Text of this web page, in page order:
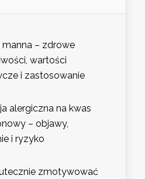
manna – zdrowe
wartości
i zastosowanie
alergiczna na kwas
– objawy,
i ryzyko
zmotywować